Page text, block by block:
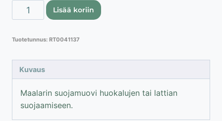
Suojamuovi
4x5
määrä
Lisää koriin
Tuotetunnus: RT0041137
Kuvaus
Maalarin suojamuovi huokalujen tai lattian
suojaamiseen.